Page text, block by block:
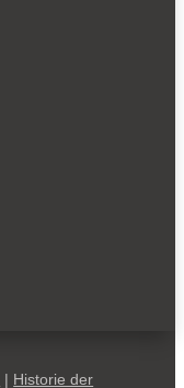
| Historie der